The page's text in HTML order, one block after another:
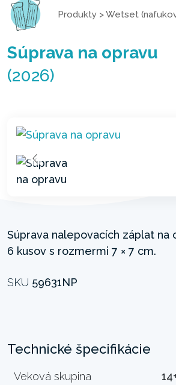
Produkty >Wetset
Súprava na opravu
(2026)
Súprava nalepovacích záplat na
6 kusov s rozmermi 7 × 7 cm.
SKU 59631NP
Technické špecifikácie
Veková skupina